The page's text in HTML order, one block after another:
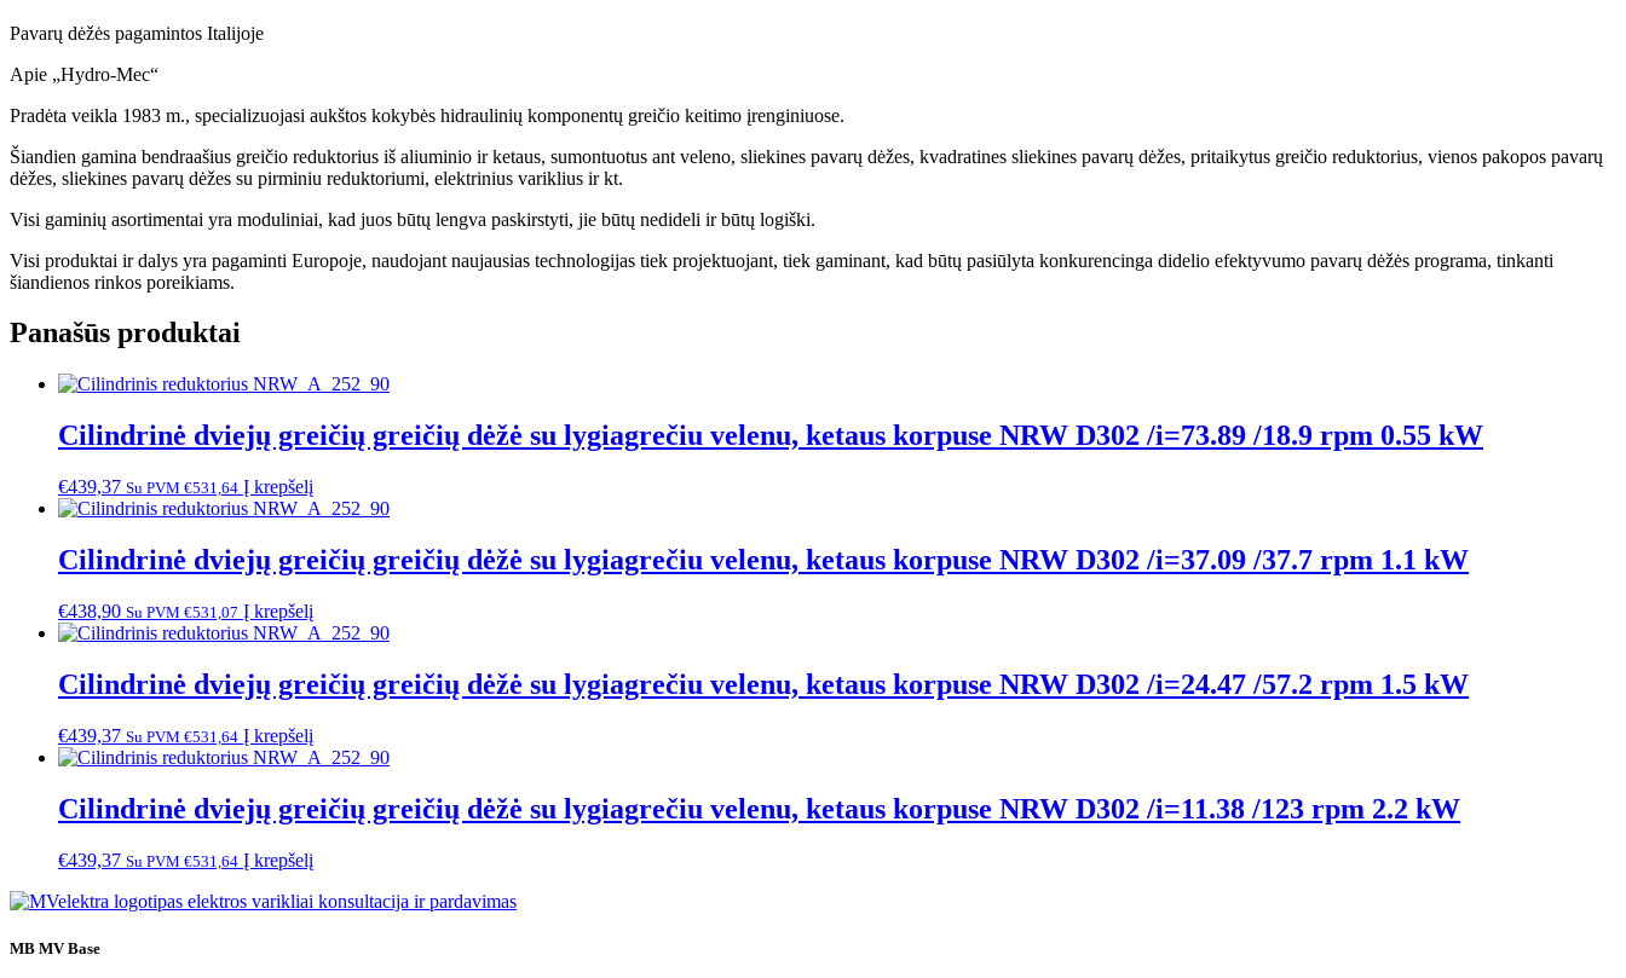
Pavarų dėžės pagamintos Italijoje
Apie „Hydro-Mec“
Pradėta veikla 1983 m., specializuojasi aukštos kokybės hidraulinių komponentų greičio keitimo įrenginiuose.
Šiandien gamina bendraašius greičio reduktorius iš aliuminio ir ketaus, sumontuotus ant veleno, sliekines pavarų dėžes, kvadratines sliekines pavarų dėžes, pritaikytus greičio reduktorius, vienos pakopos pavarų
dėžes, sliekines pavarų dėžes su pirminiu reduktoriumi, elektrinius variklius ir kt.
Visi gaminių asortimentai yra moduliniai, kad juos būtų lengva paskirstyti, jie būtų nedideli ir būtų logiški.
Visi produktai ir dalys yra pagaminti Europoje, naudojant naujausias technologijas tiek projektuojant, tiek gaminant, kad būtų pasiūlyta konkurencinga didelio efektyvumo pavarų dėžės programa, tinkanti
šiandienos rinkos poreikiams.
Panašūs produktai
Cilindrinė dviejų greičių greičių dėžė su lygiagrečiu velenu, ketaus korpuse NRW D302 /i=73.89 /18.9 rpm 0.55 kW
€439,37 Su PVM €531,64 Į krepšelį
Cilindrinė dviejų greičių greičių dėžė su lygiagrečiu velenu, ketaus korpuse NRW D302 /i=37.09 /37.7 rpm 1.1 kW
€438,90 Su PVM €531,07 Į krepšelį
Cilindrinė dviejų greičių greičių dėžė su lygiagrečiu velenu, ketaus korpuse NRW D302 /i=24.47 /57.2 rpm 1.5 kW
€439,37 Su PVM €531,64 Į krepšelį
Cilindrinė dviejų greičių greičių dėžė su lygiagrečiu velenu, ketaus korpuse NRW D302 /i=11.38 /123 rpm 2.2 kW
€439,37 Su PVM €531,64 Į krepšelį
MB MV Base